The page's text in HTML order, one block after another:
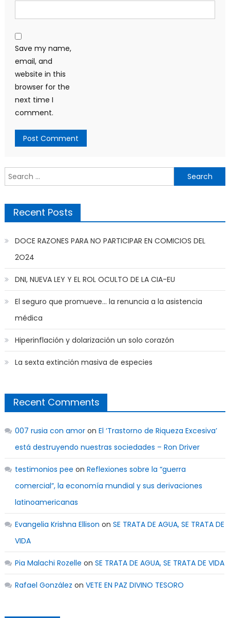
Save my name,
email, and
website in this
browser for the
next time I
comment.
Search
for:
Recent Posts
DOCE RAZONES PARA NO PARTICIPAR EN COMICIOS DEL
2O24
DNI, NUEVA LEY Y EL ROL OCULTO DE LA CIA-EU
El seguro que promueve… la renuncia a la asistencia
médica
Hiperinflación y dolarización un solo corazón
La sexta extinción masiva de especies
Recent Comments
007 rusia con amoron El ‘Trastorno de Riqueza Excesiva’
está destruyendo nuestras sociedades – Ron Driver
testimonios pee on Reflexiones sobre la “guerra
comercial”, la economía mundial y sus derivaciones
latinoamericanas
Evangelia Krishna Ellison on SE TRATA DE AGUA, SE TRATA DE
VIDA
Pia Malachi Rozelle on SE TRATA DE AGUA, SE TRATA DE VIDA
Rafael González on VETE EN PAZ DIVINO TESORO